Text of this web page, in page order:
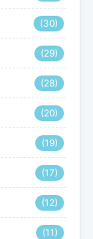
(30)
(29)
(28)
(20)
(19)
(17)
(12)
(11)